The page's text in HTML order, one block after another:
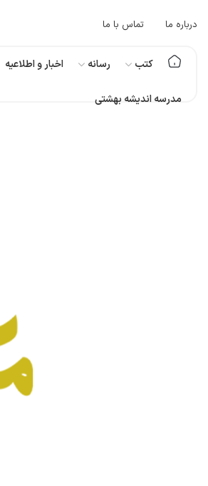
درباره ما تماس با ما
کتب رسانه اخبار و اطلاعیه
مدرسه اندیشه بهشتی